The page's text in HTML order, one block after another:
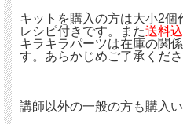
キットを購入の方は大小2個
レシピ付きです。また送料
キラキラパーツは在庫の関
す。あらかじめご了承くださ
講師以外の一般の方も購入い